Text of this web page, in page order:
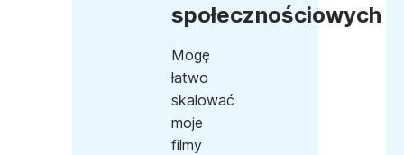
społecznościowych
Mogę
łatwo
skalować
moje
filmy